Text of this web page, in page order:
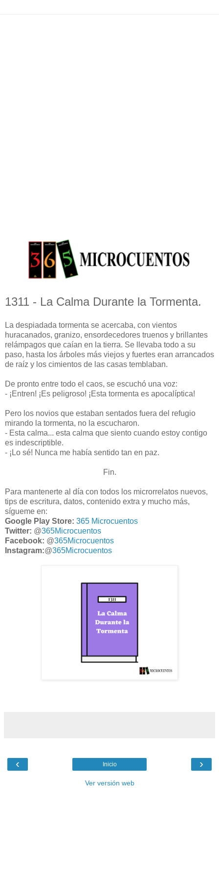
1311 - La Calma Durante la Tormenta.
La despiadada tormenta se acercaba, con vientos
huracanados, granizo, ensordecedores truenos y brillantes
relámpagos que caían en la tierra. Se llevaba todo a su
paso, hasta los árboles más viejos y fuertes eran arrancados
de raíz y los cimientos de las casas temblaban.
De pronto entre todo el caos, se escuchó una voz:
- ¡Entren! ¡Es peligroso! ¡Esta tormenta es apocalíptica!
Pero los novios que estaban sentados fuera del refugio
mirando la tormenta, no la escucharon.
- Esta calma... esta calma que siento cuando estoy contigo
es indescriptible.
- ¡Lo sé! Nunca me había sentido tan en paz.
Fin.
Para mantenerte al día con todos los microrrelatos nuevos,
tips de escritura, datos, contenido extra y mucho más,
sígueme en:
Google Play Store: 365 Microcuentos
Twitter: @365Microcuentos
Facebook: @365Microcuentos
Instagram:@365Microcuentos
‹ ›
Inicio
Ver versión web